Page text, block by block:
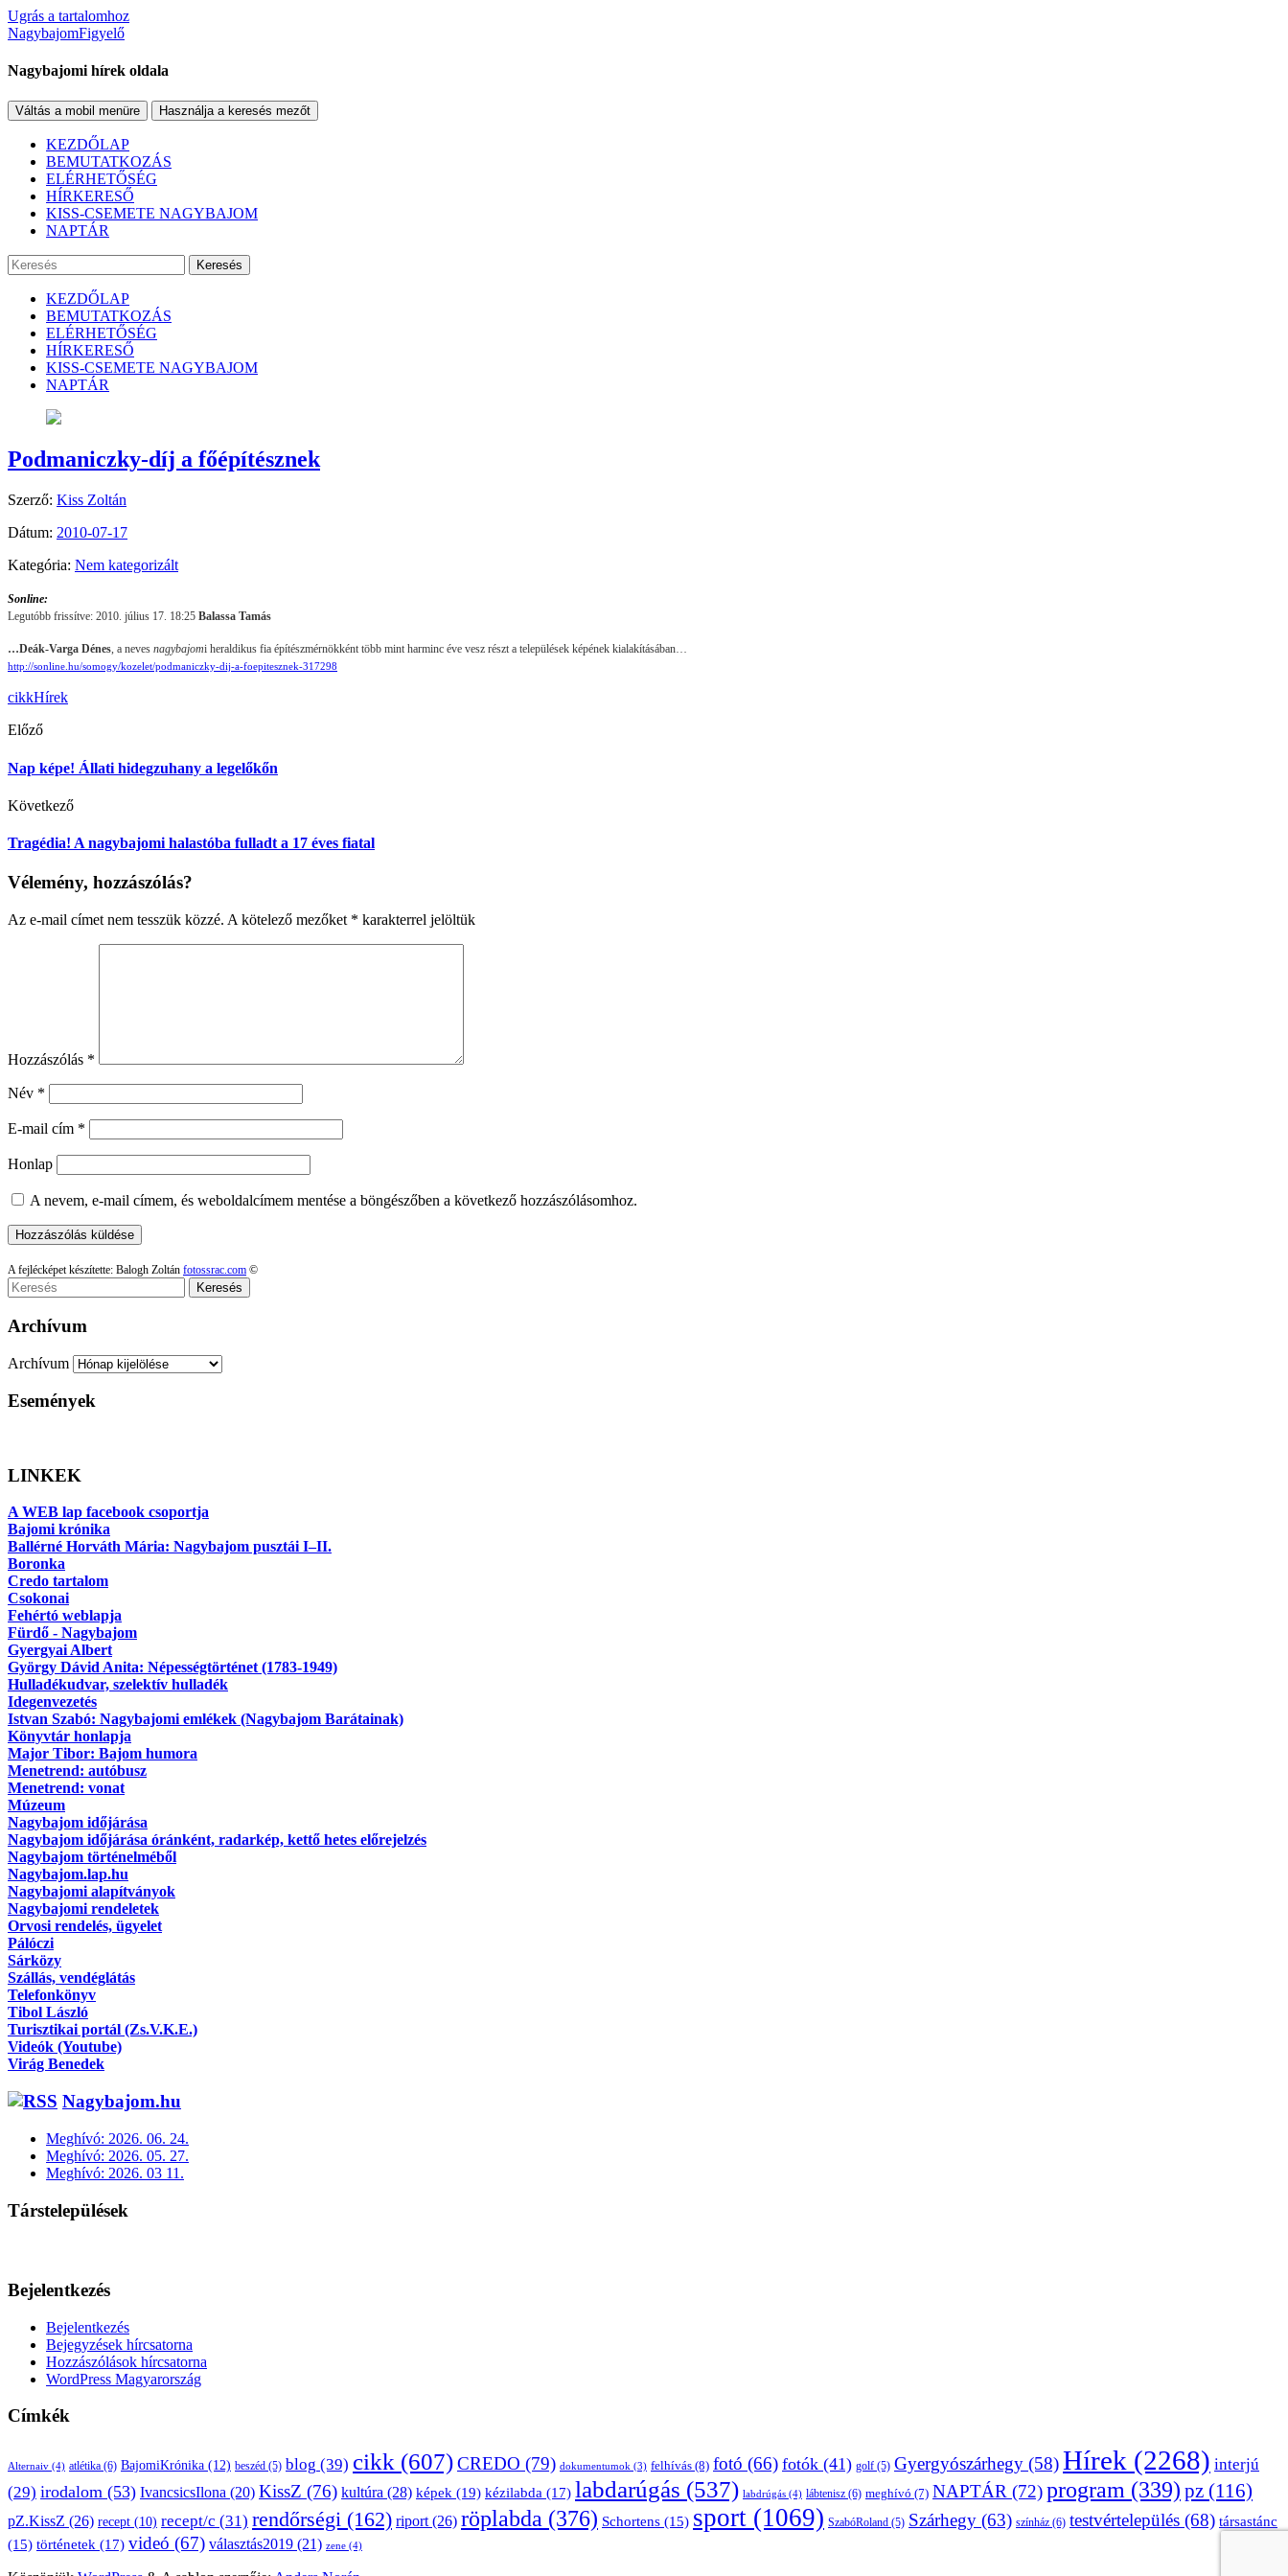
Ugrás a tartalomhoz
NagybajomFigyelő
Nagybajomi hírek oldala
Váltás a mobil menüre Használja a keresés mezőt
KEZDŐLAP
BEMUTATKOZÁS
ELÉRHETŐSÉG
HÍRKERESŐ
KISS-CSEMETE NAGYBAJOM
NAPTÁR
Keresés
KEZDŐLAP
BEMUTATKOZÁS
ELÉRHETŐSÉG
HÍRKERESŐ
KISS-CSEMETE NAGYBAJOM
NAPTÁR
Podmaniczky-díj a főépítésznek
Szerző: Kiss Zoltán
Dátum: 2010-07-17
Kategória: Nem kategorizált
Sonline:
Legutóbb frissítve: 2010. július 17. 18:25 Balassa Tamás
…Deák-Varga Dénes, a neves nagybajomi heraldikus fia építészmérnökként több mint harminc éve vesz részt a települések képének kialakításában…
http://sonline.hu/somogy/kozelet/podmaniczky-dij-a-foepitesznek-317298
cikkHírek
Előző
Nap képe! Állati hidegzuhany a legelőkőn
Következő
Tragédia! A nagybajomi halastóba fulladt a 17 éves fiatal
Vélemény, hozzászólás?
Az e-mail címet nem tesszük közzé. A kötelező mezőket * karakterrel jelöltük
Hozzászólás *
Név *
E-mail cím *
Honlap
A nevem, e-mail címem, és weboldalcímem mentése a böngészőben a következő hozzászólásomhoz.
A fejlécképet készítette: Balogh Zoltán fotossrac.com ©
Keresés
Archívum
Archívum
Események
LINKEK
A WEB lap facebook csoportja
Bajomi krónika
Ballérné Horváth Mária: Nagybajom pusztái I–II.
Boronka
Credo tartalom
Csokonai
Fehértó weblapja
Fürdő - Nagybajom
Gyergyai Albert
György Dávid Anita: Népességtörténet (1783-1949)
Hulladékudvar, szelektív hulladék
Idegenvezetés
Istvan Szabó: Nagybajomi emlékek (Nagybajom Barátainak)
Könyvtár honlapja
Major Tibor: Bajom humora
Menetrend: autóbusz
Menetrend: vonat
Múzeum
Nagybajom időjárása
Nagybajom időjárása óránként, radarkép, kettő hetes előrejelzés
Nagybajom történelméből
Nagybajom.lap.hu
Nagybajomi alapítványok
Nagybajomi rendeletek
Orvosi rendelés, ügyelet
Pálóczi
Sárközy
Szállás, vendéglátás
Telefonkönyv
Tibol László
Turisztikai portál (Zs.V.K.E.)
Videók (Youtube)
Virág Benedek
Nagybajom.hu
Meghívó: 2026. 06. 24.
Meghívó: 2026. 05. 27.
Meghívó: 2026. 03 11.
Társtelepülések
Bejelentkezés
Bejelentkezés
Bejegyzések hírcsatorna
Hozzászólások hírcsatorna
WordPress Magyarország
Címkék
Alternaiv (4) atlétika (6) BajomiKrónika (12) beszéd (5) blog (39) cikk (607)CREDO (79) dokumentumok (3) felhívás (8) fotó (66) fotók (41) golf (5) Gyergyószárhegy (58)Hírek (2268) interjú
(29) irodalom (53) IvancsicsIlona (20) KissZ (76) kultúra (28) képek (19) kézilabda (17) labdarúgás (537) labdrúgás (4) lábtenisz (6) meghívó (7) NAPTÁR (72)program (339) pz (116)
pZ.KissZ (26) recept (10) recept/c (31) rendőrségi (162) riport(26) röplabda (376) Schortens (15) sport (1069) SzabóRoland (5) Szárhegy (63) színház (6) testvértelepülés (68) társastánc
(15) történetek (17) videó (67) választás2019 (21) zene (4)